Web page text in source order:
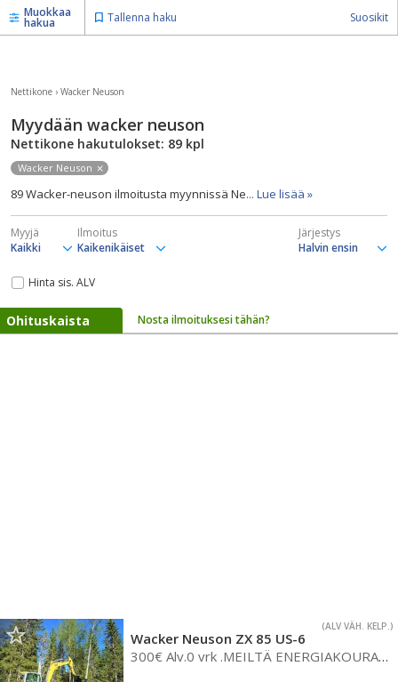
Muokkaa
hakua Tallenna haku Suosikit
Nettikone › Wacker Neuson
Myydään wacker neuson
Nettikone hakutulokset: 89 kpl
Wacker Neuson
89 Wacker-neuson ilmoitusta myynnissä Ne... Lue lisää »
Myyjä Ilmoitus Järjestys
Hinta sis. ALV
Ohituskaista Nosta ilmoituksesi tähän?
(ALV VÄH. KELP.)
Wacker Neuson ZX 85 US-6
300€ Alv.0 vrk .MEILTÄ ENERGIAKOURA KONE JA KÄRRY